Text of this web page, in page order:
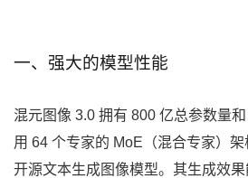
一、强大的模型性能
混元图像 3.0 拥有 800 亿总参数量
用 64 个专家的 MoE（混合专家）
开源文本生成图像模型。其生成效